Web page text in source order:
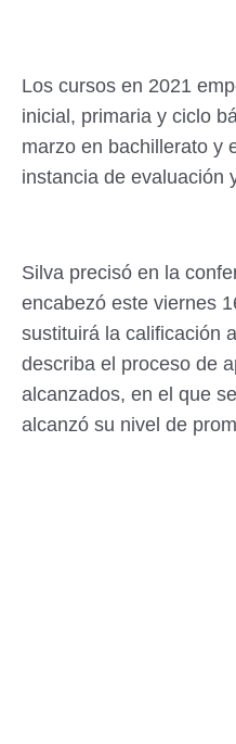
Los cursos en 2021
inicial, primaria y ciclo
marzo en bachillerato y
instancia de evaluación
Silva precisó en la
encabezó este viernes
sustituirá la calificación
describa el proceso de
alcanzados, en el que
alcanzó su nivel de